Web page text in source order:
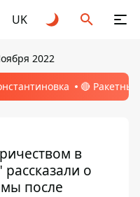
UK
2022
🔴
в
о
после